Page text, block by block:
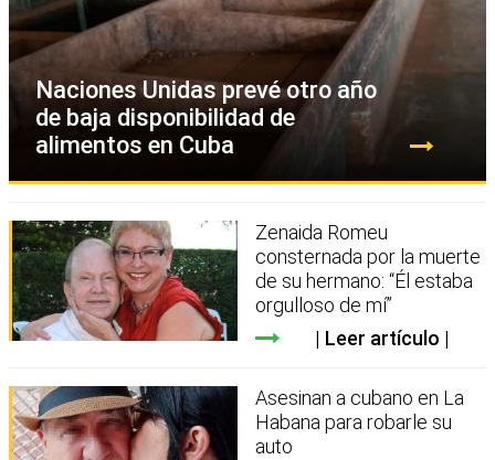
Naciones Unidas prevé otro año
de baja disponibilidad de
alimentos en Cuba
Zenaida Romeu
consternada por la muerte
de su hermano: “Él estaba
orgulloso de mí”
Leer artículo
Asesinan a cubano en La
Habana para robarle su
auto